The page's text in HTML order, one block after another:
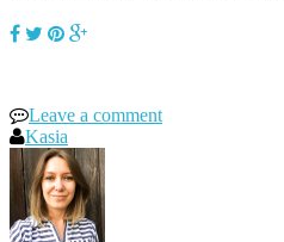
Leave a comment
Kasia